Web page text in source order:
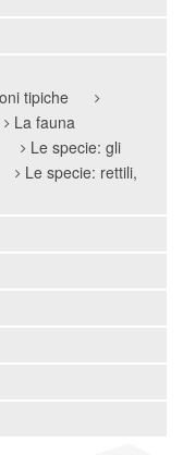
tipiche
La fauna
Le specie: gli
Le specie: rettili,